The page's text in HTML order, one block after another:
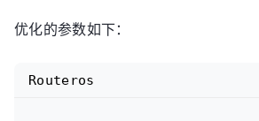
优化的参数如下：
Routeros